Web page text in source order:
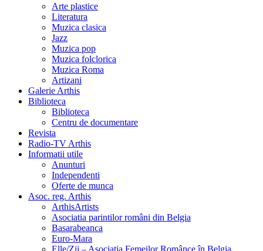
Arte plastice
Literatura
Muzica clasica
Jazz
Muzica pop
Muzica folclorica
Muzica Roma
Artizani
Galerie Arthis
Biblioteca
Biblioteca
Centru de documentare
Revista
Radio-TV Arthis
Informatii utile
Anunturi
Independenti
Oferte de munca
Asoc. reg. Arthis
ArthisArtists
Asociatia parintilor români din Belgia
Basarabeanca
Euro-Mara
Elle/Zij – Asociatia Femeilor Românce în Belgia